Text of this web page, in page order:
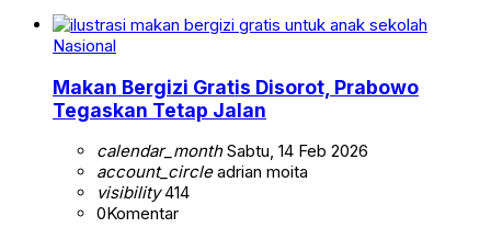
Nasional
Makan Bergizi Gratis Disorot, Prabowo
Tegaskan Tetap Jalan
calendar_monthSabtu, 14 Feb 2026
account_circleadrian moita
visibility414
0Komentar